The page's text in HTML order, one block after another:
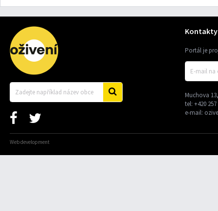
Kontakty
Portál je
Muchova
tel: +420
e-mail:
Web development